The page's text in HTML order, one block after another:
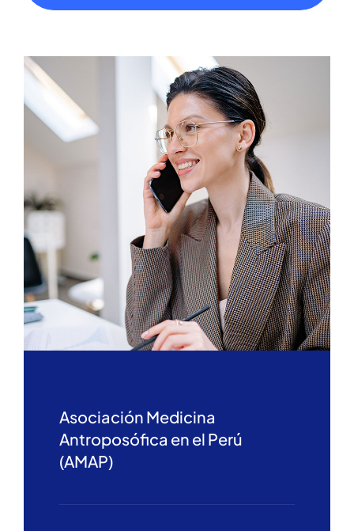
Asociación Medicina
Antroposófica en el Perú
(AMAP)